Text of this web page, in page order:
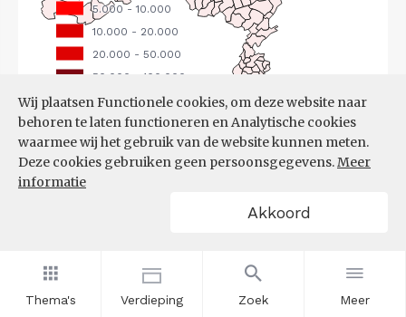
Thema's Verdieping Zoek Meer
Wij plaatsen Functionele cookies, om deze website naar
behoren te laten functioneren en Analytische cookies
waarmee wij het gebruik van de website kunnen meten.
Deze cookies gebruiken geen persoonsgegevens.Meer
informatie
Akkoord
Bron:CBS(25-06-2026)